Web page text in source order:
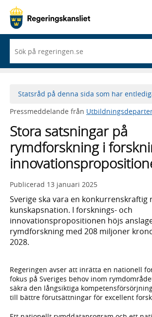
du
börjar
skriva
framträder
lista
med
sökförslag
Statsråd på denna sida som har
Pressmeddelande från
Stora satsningar på
rymdforskning i
Publicerad 13 januari 2025
Sverige ska vara en konkurrenskraftig
kunskapsnation. I forsknings- och
innovationspropositionen höjs
rymdforskning med 208 miljoner
2028.
Regeringen avser att inrätta en nationell
fokus på Sveriges behov inom
säkra den långsiktiga
till bättre förutsättningar för excellent